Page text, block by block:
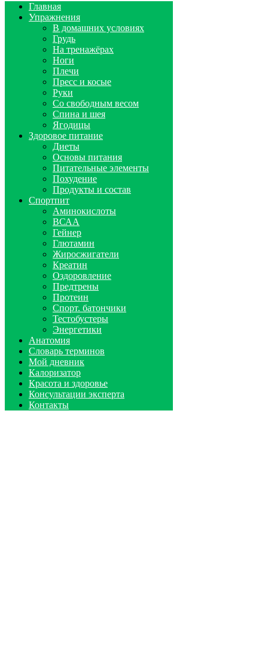
Главная
Упражнения
В домашних условиях
Грудь
На тренажёрах
Ноги
Плечи
Пресс и косые
Руки
Со свободным весом
Спина и шея
Ягодицы
Здоровое питание
Диеты
Основы питания
Питательные элементы
Похудение
Продукты и состав
Спортпит
Аминокислоты
ВСАА
Гейнер
Глютамин
Жиросжигатели
Креатин
Оздоровление
Предтрены
Протеин
Спорт. батончики
Тестобустеры
Энергетики
Анатомия
Словарь терминов
Мой дневник
Калоризатор
Красота и здоровье
Консультации эксперта
Контакты